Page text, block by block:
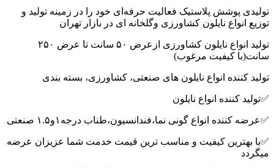
فعالیت حرفه‌ای خود را در زمینه تولید و
کشاورزی وگلخانه ای در بازار تهران
تولید انواع نایلون کشاورزی ازعرض ۵۰ سانت تا عرض ۲۵۰
مرغوب)
نایلون های صنعتی، کشاورزی، بسته بندی
نایلون
گونی نما،فندانسیون،طناب درجه۱و۱.۵ صنعتی
و مناسب ترین قیمت خدمت شما عزیزان عرضه